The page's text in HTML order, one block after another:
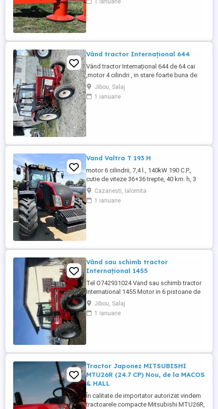
1 ianuarie
Vând tractor Internațional 644
Vând tractor Internațional 644 de 64 cai
,motor 4 cilindri , in stare foarte buna de
functionare, cutie de viteze mecanica cu 2
manete ,ambreiaj priza, cauciucuri in stare
bună ,fara defecte, revizie facuta,
Jibou, Salaj
1 ianuarie
Vand Valtra T 193 H
motor 6 cilindrii, 7,4 l., 140kW 190 C.P.,
cutie de viteze 36+36 trepte, 40 km. h, 3
prize hidraulice, 650 65 r 42 spate, 540 65 r
30, 6.240 ore, an 2013, TVA inclus în preț.
Cazanesti, Ialomita
1 ianuarie
Vând sau schimb tractor
Internațional 1455
Tel O742931024 Vand sau schimb tractor
International 1455 Motor in 6 pistoane de
145 cai cu turbo Cilindru ajutător la ridicare
Tiranti față Cauciucuri in stare foarte buna
Tractorul se afla intr-o stare foarte buna,
Jibou, Salaj
1 ianuarie
Tractor Japonez MITSUBISHI
MTU26R (24.7 CP) Nou, de la MACOS
& HALL
În calitate de importator autorizat vindem
tractoarele compacte Mitsubishi MTU26R,